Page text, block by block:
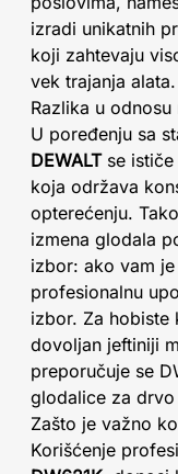
izradi unikatnih
koji zahtevaju
vek trajanja alata.
Razlika u
U poređenju sa
DEWALTse ističe
koja održava
opterećenju.
izmena glodala
izbor: ako vam
profesionalnu
izbor. Za hobiste
dovoljan jeftiniji
preporučuje se
glodalice za
Zašto je važno
Korišćenje